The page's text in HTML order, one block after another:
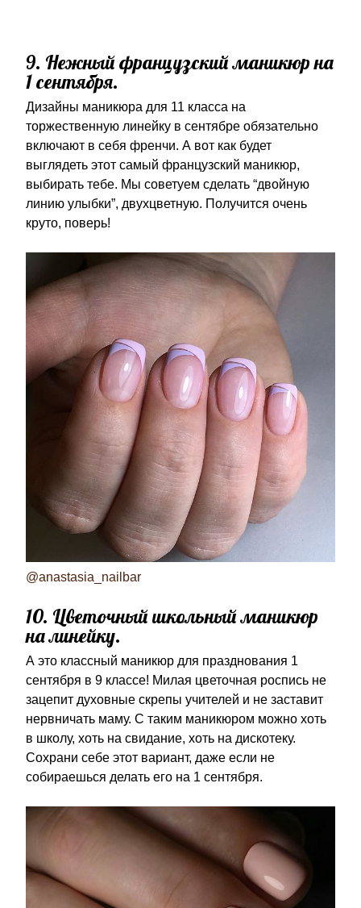
9. Нежный французский маникюр на
1 сентября.
Дизайны маникюра для 11 класса на
торжественную линейку в сентябре обязательно
включают в себя френчи. А вот как будет
выглядеть этот самый французский маникюр,
выбирать тебе. Мы советуем сделать “двойную
линию улыбки”, двухцветную. Получится очень
круто, поверь!
@anastasia_nailbar
10. Цветочный школьный маникюр
на линейку.
А это классный маникюр для празднования 1
сентября в 9 классе! Милая цветочная роспись не
зацепит духовные скрепы учителей и не заставит
нервничать маму. С таким маникюром можно хоть
в школу, хоть на свидание, хоть на дискотеку.
Сохрани себе этот вариант, даже если не
собираешься делать его на 1 сентября.